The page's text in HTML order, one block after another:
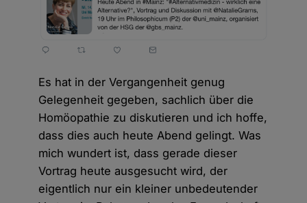
Es hat in der Vergangenheit genug
Gelegenheit gegeben, sachlich über die
Homöopathie zu diskutieren und ich hoffe,
dass dies auch heute Abend gelingt. Was
mich wundert ist, dass gerade dieser
Vortrag heute ausgesucht wird, der
eigentlich nur ein kleiner unbedeutender